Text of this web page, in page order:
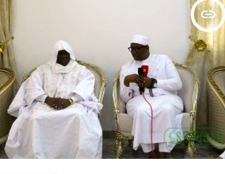
insert_link